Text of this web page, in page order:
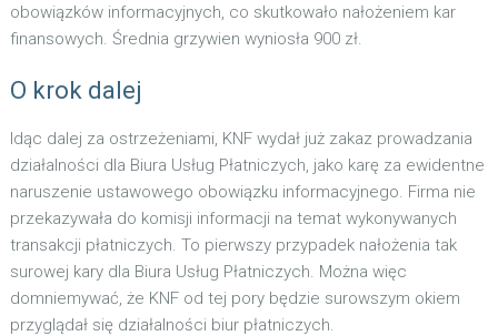
obowiązków informacyjnych, co skutkowało nałożeniem kar
finansowych. Średnia grzywien wyniosła 900 zł.
O krok dalej
Idąc dalej za ostrzeżeniami, KNF wydał już zakaz prowadzania
działalności dla Biura Usług Płatniczych, jako karę za ewidentne
naruszenie ustawowego obowiązku informacyjnego. Firma nie
przekazywała do komisji informacji na temat wykonywanych
transakcji płatniczych. To pierwszy przypadek nałożenia tak
surowej kary dla Biura Usług Płatniczych. Można więc
domniemywać, że KNF od tej pory będzie surowszym okiem
przyglądał się działalności biur płatniczych.